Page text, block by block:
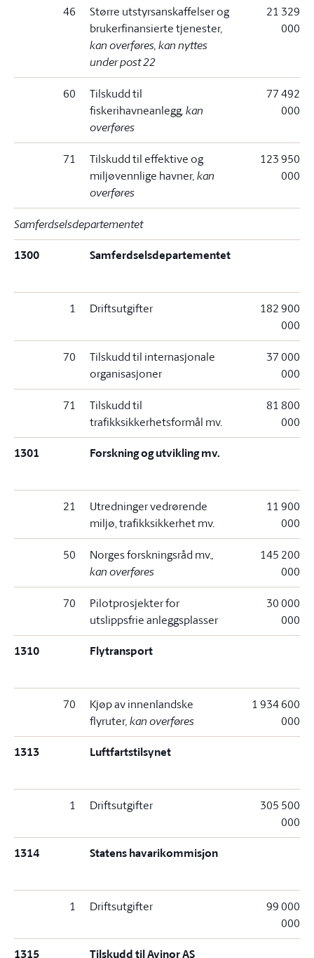
46
Større utstyrsanskaffelser og
brukerfinansierte tjenester,
kan overføres, kan nyttes
under post 22
21 329
000
60
Tilskudd til
fiskerihavneanlegg, kan
overføres
77 492
000
71
Tilskudd til effektive og
miljøvennlige havner, kan
overføres
123 950
000
Samferdselsdepartementet
1300 Samferdselsdepartementet
1 Driftsutgifter
182 900
000
70
Tilskudd til internasjonale
organisasjoner
37 000
000
71
Tilskudd til
trafikksikkerhetsformål mv.
81 800
000
1301 Forskning og utvikling mv.
21
Utredninger vedrørende
miljø, trafikksikkerhet mv.
11 900
000
50 Norges forskningsråd mv.,
kan overføres
145 200
000
70
Pilotprosjekter for
utslippsfrie anleggsplasser
30 000
000
1310 Flytransport
70
Kjøp av innenlandske
flyruter, kan overføres
1 934 600
000
1313 Luftfartstilsynet
1 Driftsutgifter
305 500
000
1314 Statens havarikommisjon
1 Driftsutgifter
99 000
000
1315 Tilskudd til Avinor AS